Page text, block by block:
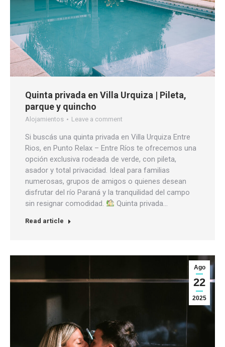
Quinta privada en Villa Urquiza | Pileta,
parque y quincho
Alojamientos Leave a comment
Si buscás una quinta privada en Villa Urquiza Entre
Rios, en Punto Relax – Entre Ríos te ofrecemos una
opción exclusiva rodeada de verde, con pileta,
asador y total privacidad. Ideal para familias
numerosas, grupos de amigos o quienes desean
disfrutar del río Paraná y la tranquilidad del campo
sin resignar comodidad.
Quinta privada…
Read article
Ago
22
2025